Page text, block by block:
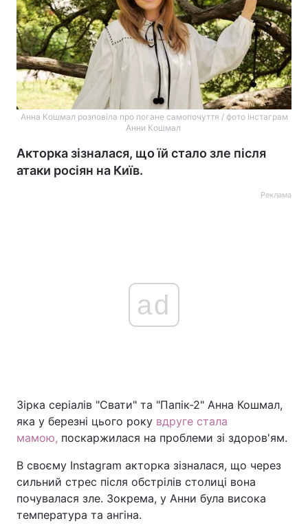
Головна Війна
Україна Політика
Економіка Світ
Спорт
Анна Кошмал розповіла про погане самопочуття / фото інстаграм
Анни Кошмал
Акторка зізналася, що їй стало зле після
атаки росіян на Київ.
Реклама
ad
Зірка серіалів "Свати" та "Папік-2" Анна Кошмал,
яка у березні цього року вдруге стала
мамою, поскаржилася на проблеми зі здоров'ям.
В своєму Instagram акторка зізналася, що через
сильний стрес після обстрілів столиці вона
почувалася зле. Зокрема, у Анни була висока
температура та ангіна.